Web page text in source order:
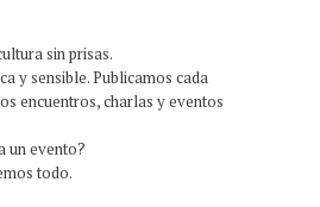
sin prisas.
y sensible. Publicamos cada
encuentros, charlas y eventos
un evento?
todo.